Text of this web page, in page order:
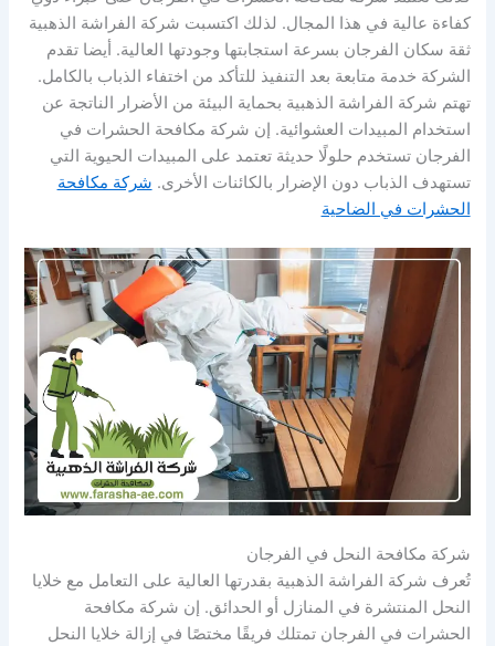
كفاءة عالية في هذا المجال. لذلك اكتسبت شركة الفراشة الذهبية
ثقة سكان الفرجان بسرعة استجابتها وجودتها العالية. أيضا تقدم
الشركة خدمة متابعة بعد التنفيذ للتأكد من اختفاء الذباب بالكامل.
تهتم شركة الفراشة الذهبية بحماية البيئة من الأضرار الناتجة عن
استخدام المبيدات العشوائية. إن شركة مكافحة الحشرات في
الفرجان تستخدم حلولًا حديثة تعتمد على المبيدات الحيوية التي
تستهدف الذباب دون الإضرار بالكائنات الأخرى. شركة مكافحة
الحشرات في الضاحية
شركة مكافحة النحل في الفرجان
تُعرف شركة الفراشة الذهبية بقدرتها العالية على التعامل مع خلايا
النحل المنتشرة في المنازل أو الحدائق. إن شركة مكافحة
الحشرات في الفرجان تمتلك فريقًا مختصًا في إزالة خلايا النحل